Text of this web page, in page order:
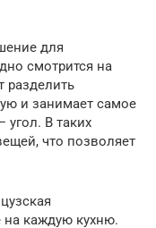
для
смотрится на
разделить
и занимает самое
угол. В таких
что позволяет
на каждую кухню.